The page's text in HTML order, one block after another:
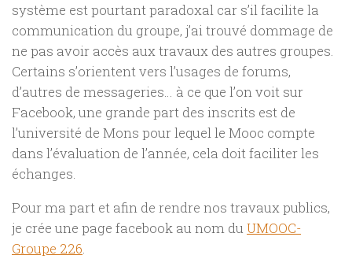
système est pourtant paradoxal car s’il facilite la
communication du groupe, j’ai trouvé dommage de
ne pas avoir accès aux travaux des autres groupes.
Certains s’orientent vers l’usages de forums,
d’autres de messageries… à ce que l’on voit sur
Facebook, une grande part des inscrits est de
l’université de Mons pour lequel le Mooc compte
dans l’évaluation de l’année, cela doit faciliter les
échanges.
Pour ma part et afin de rendre nos travaux publics,
je crée une page facebook au nom du UMOOC-
Groupe 226.